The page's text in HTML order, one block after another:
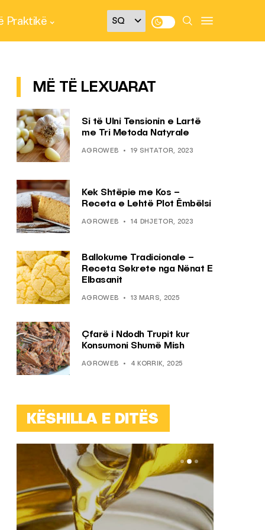
Praktikë
MË TË LEXUARAT
Si të Ulni Tensionin e Lartë
me Tri Metoda Natyrale
AGROWEB 19 SHTATOR, 2023
Kek Shtëpie me Kos –
Receta e Lehtë Plot Ëmbëlsi
AGROWEB 14 DHJETOR, 2023
Ballokume Tradicionale –
Receta Sekrete nga Nënat E
Elbasanit
AGROWEB 13 MARS, 2025
Çfarë i Ndodh Trupit kur
Konsumoni Shumë Mish
AGROWEB 4 KORRIK, 2025
KËSHILLA E DITËS